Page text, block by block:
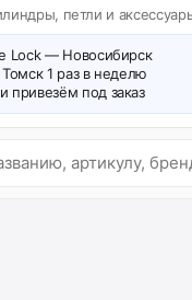
петли и
Lock — Новосибирск
Томск 1 раз в неделю
привезём под заказ